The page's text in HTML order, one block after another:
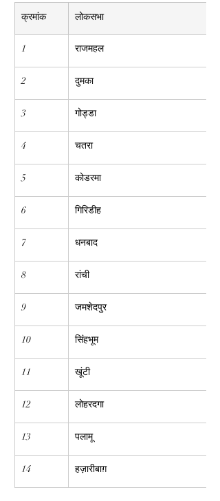
क्रमांक लोकसभा
1 राजमहल
2 दुमका
3 गोड्डा
4 चतरा
5 कोडरमा
6 गिरिडीह
7 धनबाद
8 रांची
9 जमशेदपुर
10 सिंहभूम
11 खूंटी
12 लोहरदगा
13 पलामू
14 हज़ारीबाग़